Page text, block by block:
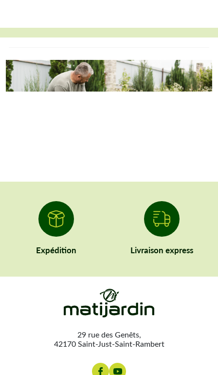
Expédition Livraison express
29 rue des Genêts,
42170 Saint-Just-Saint-Rambert